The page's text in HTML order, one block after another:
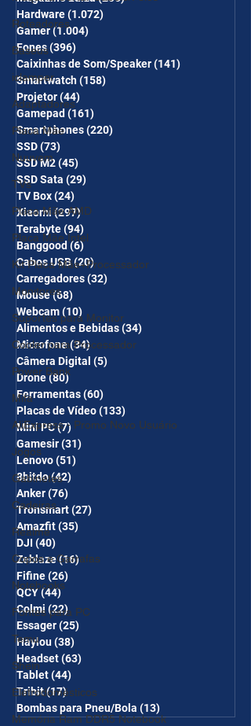
Roteadores
Baseus
iclamper
Adaptadores
Placa Mãe
Nuuvem
TVs
Placa Mãe AMD
Placa Mãe Intel
Kit Placa Mãe+Processador
Monitores
Suportes para Monitor
Cooler para Processador
Power Bank
Mifa
AliExpress - Promo Novo Usuário
Jogos
Gabinetes
Cadeiras
Realme
Copos e Garrafas
Notebooks
Fontes para PC
Temu
Shein
Eletrodomésticos
Memória Ram DDR5 Notebook
Hardware(1.072)
Gamer(1.004)
Fones(396)
Caixinhas de Som/Speaker(141)
Smartwatch(158)
Projetor(44)
Gamepad (161)
Smartphones(220)
SSD(73)
SSD M2(45)
SSD Sata (29)
TV Box(24)
Xiaomi (297)297 posts
Terabyte(94)
Banggood (6)6 posts
Cabos USB(20)20 posts
Carregadores(32)
Mouse(68)
Webcam(10) 10 posts
Alimentos e Bebidas(34)
Microfone(34)34 posts
Câmera Digital (5)
Drone(80)80 posts
Ferramentas(60)
Placas de Vídeo(133)
Mini PC(7) 7 posts
Gamesir(31)
Lenovo(51)
8bitdo(42)
Anker(76)
Tronsmart(27)
Amazfit(35)
DJI (40)
Zeblaze(16)16 posts
Fifine(26)
QCY(44)44 posts
Colmi(22)22 posts
Essager(25)
Haylou(38)
Headset(63)
Tablet(44)
Tribit(17)17 posts
Bombas para Pneu/Bola (13)